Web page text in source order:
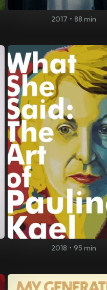
2017 • 88 min
2018 • 95 min